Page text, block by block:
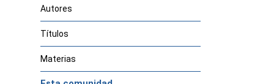
Autores
Títulos
Materias